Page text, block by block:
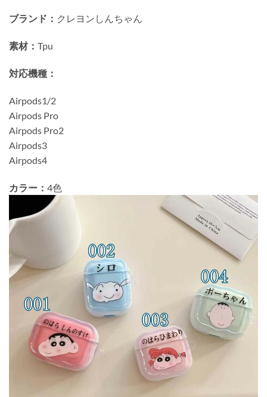
ブランド： クレヨンしんちゃん
素材： Tpu
対応機種：
Airpods1/2
Airpods Pro
Airpods Pro2
Airpods3
Airpods4
カラー： 4色